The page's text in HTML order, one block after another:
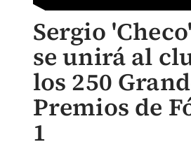
Sergio
se unirá al
los 250
Premios de
1